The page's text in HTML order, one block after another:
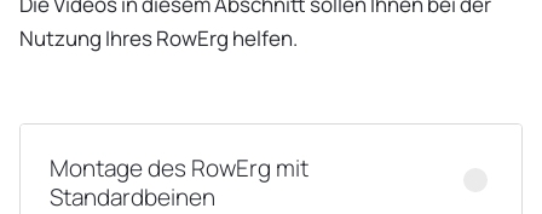
Nutzung Ihres RowErg helfen.
Montage des RowErg mit
Standardbeinen